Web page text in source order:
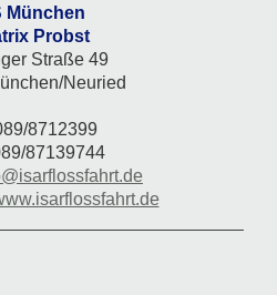
München
Probst
Straße 49
Neuried
8712399
87139744